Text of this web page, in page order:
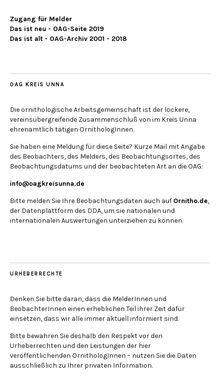
Zugang für Melder
Das ist neu - OAG-Seite 2019
Das ist alt - OAG-Archiv 2001 - 2018
OAG KREIS UNNA
Die ornithologische Arbeitsgemeinschaft ist der lockere,
vereinsübergreifende Zusammenschluß von im Kreis Unna
ehrenamtlich tätigen OrnithologInnen.
Sie haben eine Meldung für diese Seite? Kurze Mail mit Angabe
des Beobachters, des Melders, des Beobachtungsortes, des
Beobachtungsdatums und der beobachteten Art an die OAG:
info@oagkreisunna.de
Bitte melden Sie Ihre Beobachtungsdaten auch auf Ornitho.de,
der Datenplattform des DDA, um sie nationalen und
internationalen Auswertungen unterziehen zu können.
URHEBERRECHTE
Denken Sie bitte daran, dass die MelderInnen und
BeobachterInnen einen erheblichen Teil ihrer Zeit dafür
einsetzen, dass wir alle immer aktuell informiert sind.
Bitte bewahren Sie deshalb den Respekt vor den
Urheberrechten und den Leistungen der hier
veröffentlichenden OrnithologInnen – nutzen Sie die Daten
ausschließlich zu Ihrer privaten Information.